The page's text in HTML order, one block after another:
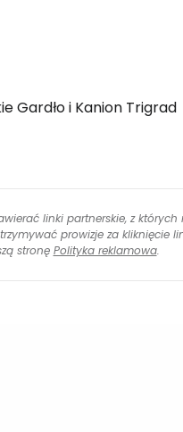
Gardło i Kanion Trigrad
linki partnerskie, z których
prowizje za kliknięcie
stronę Polityka reklamowa.